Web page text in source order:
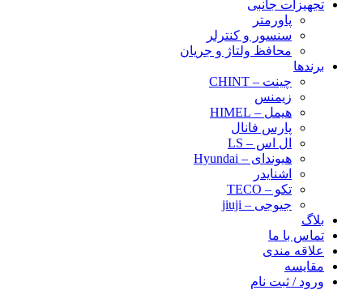
تجهیزات جانبی
پاورمتر
سنسور و کنترلر
محافظ ولتاژ و‌ جریان
برندها
چینت – CHINT
زیمنس
هیمل – HIMEL
پارس فانال
ال اس – LS
هیوندای – Hyundai
اشنایدر
تکو – TECO
جیوجی – jiuji
بلاگ
تماس با ما
علاقه مندی
مقایسه
ورود / ثبت نام